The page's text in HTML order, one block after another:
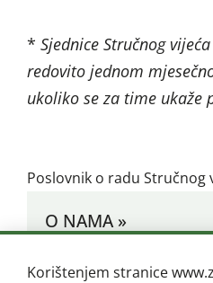
* Sjednice Stručnog
redovito jednom
ukoliko se za time ukaže
Poslovnik o radu Stručnog
O NAMA »
O Zavodu »
Korištenjem stranice